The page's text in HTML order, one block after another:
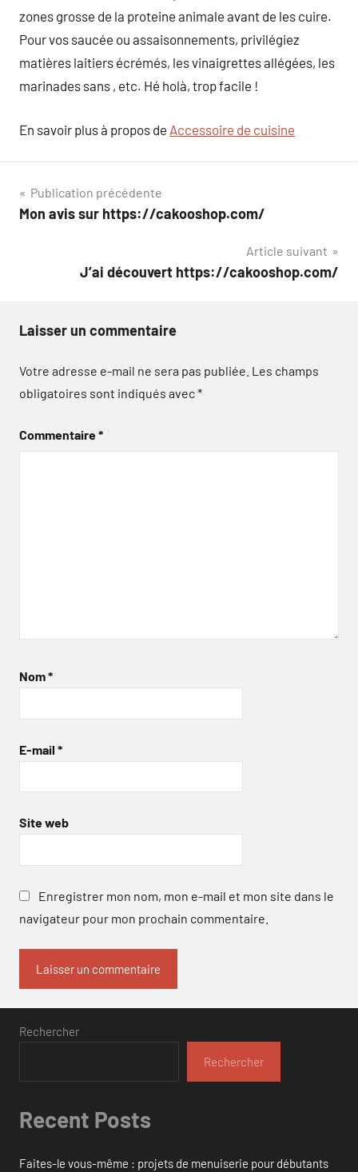
zones grosse de la proteine animale avant de les cuire.
Pour vos saucée ou assaisonnements, privilégiez
matières laitiers écrémés, les vinaigrettes allégées, les
marinades sans , etc. Hé holà, trop facile !
En savoir plus à propos de Accessoire de cuisine
Navigation
de
Publication précédente
Mon avis sur https://cakooshop.com/
Article suivant
J’ai découvert https://cakooshop.com/
Laisser un commentaire
Votre adresse e-mail ne sera pas publiée. Les champs
obligatoires sont indiqués avec*
Commentaire*
Nom*
E-mail *
Site web
Enregistrer mon nom, mon e-mail et mon site dans le
navigateur pour mon prochain commentaire.
Rechercher
Rechercher
Recent Posts
Faites-le vous-même : projets de menuiserie pour débutants